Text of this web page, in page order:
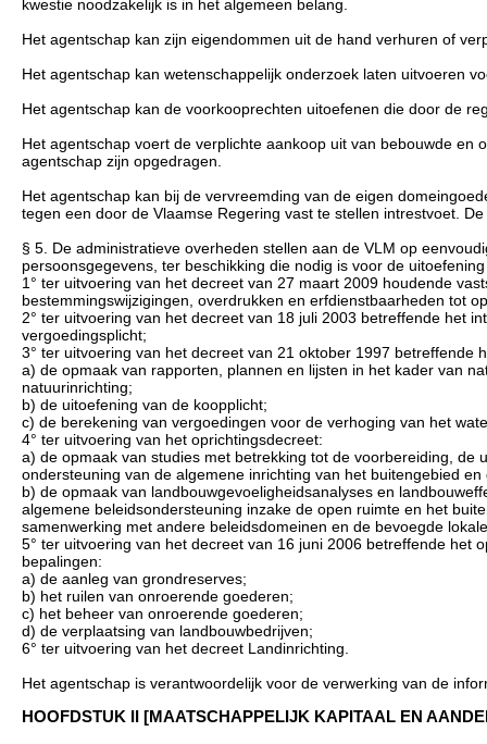
kwestie noodzakelijk is in het algemeen belang.
Het agentschap kan zijn eigendommen uit de hand verhuren of
Het agentschap kan wetenschappelijk onderzoek laten uitvoeren
Het agentschap kan de voorkooprechten uitoefenen die door de
Het agentschap voert de verplichte aankoop uit van bebouwde
agentschap zijn opgedragen.
Het agentschap kan bij de vervreemding van de eigen
tegen een door de Vlaamse Regering vast te stellen intrestvoet.
§ 5. De administratieve overheden stellen aan de VLM op
persoonsgegevens, ter beschikking die nodig is voor de
1° ter uitvoering van het decreet van 27 maart 2009 houdende
bestemmingswijzigingen, overdrukken en erfdienstbaarheden tot
2° ter uitvoering van het decreet van 18 juli 2003 betreffende het
vergoedingsplicht;
3° ter uitvoering van het decreet van 21 oktober 1997 betreffende
a) de opmaak van rapporten, plannen en lijsten in het kader van
natuurinrichting;
b) de uitoefening van de koopplicht;
c) de berekening van vergoedingen voor de verhoging van het
4° ter uitvoering van het oprichtingsdecreet:
a) de opmaak van studies met betrekking tot de voorbereiding,
ondersteuning van de algemene inrichting van het buitengebied
b) de opmaak van landbouwgevoeligheidsanalyses en
algemene beleidsondersteuning inzake de open ruimte en het
samenwerking met andere beleidsdomeinen en de bevoegde
5° ter uitvoering van het decreet van 16 juni 2006 betreffende het
bepalingen:
a) de aanleg van grondreserves;
b) het ruilen van onroerende goederen;
c) het beheer van onroerende goederen;
d) de verplaatsing van landbouwbedrijven;
6° ter uitvoering van het decreet Landinrichting.
Het agentschap is verantwoordelijk voor de verwerking van de
HOOFDSTUK II [MAATSCHAPPELIJK KAPITAAL EN